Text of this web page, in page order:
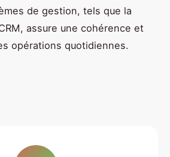
de gestion, tels que la
assure une cohérence et
opérations quotidiennes.